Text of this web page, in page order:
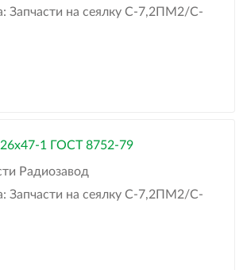
Запчасти на сеялку С-7,2ПМ2/C-
1 ГОСТ 8752-79
Радиозавод
Запчасти на сеялку С-7,2ПМ2/C-